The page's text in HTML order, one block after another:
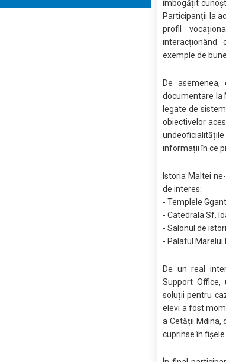
îmbogățit
Participanții la
profil
interacționând
exemple de
De
documentare la
legate de
obiectivelor
informații în ce
Istoria Maltei
de interes:
- Templele
- Catedrala Sf.
- Salonul de
- Palatul
De un real
Support Office,
soluții pentru
elevi a fost
a Cetății Mdina,
cuprinse în